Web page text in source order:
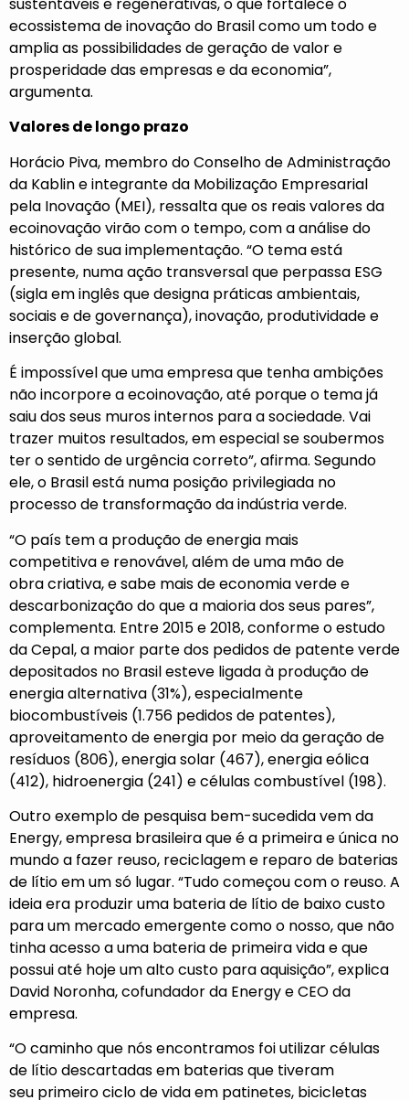
ecossistema de inovação do Brasil como um todo e
amplia as possibilidades de geração de valor e
prosperidade das empresas e da economia”,
argumenta.
Valores de longo prazo
Horácio Piva, membro do Conselho de Administração
da Kablin e integrante da Mobilização Empresarial
pela Inovação (MEI), ressalta que os reais valores da
ecoinovação virão com o tempo, com a análise do
histórico de sua implementação. “O tema está
presente, numa ação transversal que perpassa ESG
(sigla em inglês que designa práticas ambientais,
sociais e de governança), inovação, produtividade e
inserção global.
É impossível que uma empresa que tenha ambições
não incorpore a ecoinovação, até porque o tema já
saiu dos seus muros internos para a sociedade. Vai
trazer muitos resultados, em especial se soubermos
ter o sentido de urgência correto”, afirma. Segundo
ele, o Brasil está numa posição privilegiada no
processo de transformação da indústria verde.
“O país tem a produção de energia mais
competitiva e renovável, além de uma mão de
obra criativa, e sabe mais de economia verde e
descarbonização do que a maioria dos seus pares”,
complementa. Entre 2015 e 2018, conforme o estudo
da Cepal, a maior parte dos pedidos de patente verde
depositados no Brasil esteve ligada à produção de
energia alternativa (31%), especialmente
biocombustíveis (1.756 pedidos de patentes),
aproveitamento de energia por meio da geração de
resíduos (806), energia solar (467), energia eólica
(412), hidroenergia (241) e células combustível (198).
Outro exemplo de pesquisa bem-sucedida vem da
Energy, empresa brasileira que é a primeira e única no
mundo a fazer reuso, reciclagem e reparo de baterias
de lítio em um só lugar. “Tudo começou com o reuso. A
ideia era produzir uma bateria de lítio de baixo custo
para um mercado emergente como o nosso, que não
tinha acesso a uma bateria de primeira vida e que
possui até hoje um alto custo para aquisição”, explica
David Noronha, cofundador da Energy e CEO da
empresa.
“O caminho que nós encontramos foi utilizar células
de lítio descartadas em baterias que tiveram
seu primeiro ciclo de vida em patinetes, bicicletas